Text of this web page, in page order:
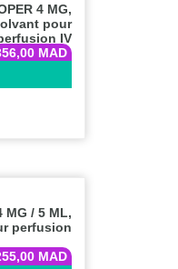
4 MG,
pour
IV
MAD
MG / 5 ML,
perfusion
MAD